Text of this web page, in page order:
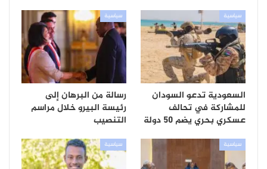
سياسية
السعودية تدعو السودان
للمشاركة في تحالف
عسكري بحري يضم 50 دولة
سياسية
رسالة من البرهان إلى
رئيسة البيرو خلال مراسم
التنصيب
سياسية سياسية